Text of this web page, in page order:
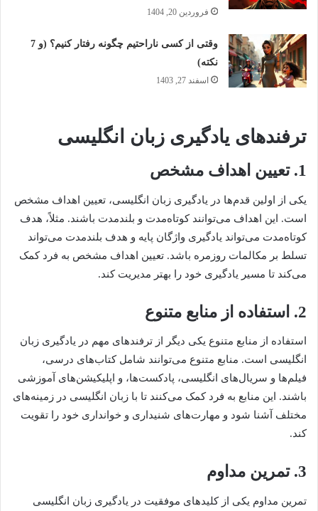
فروردین 20, 1404
وقتی از کسی ناراحتیم چگونه رفتار کنیم؟ (و 7
نکته)
اسفند 27, 1403
ترفندهای یادگیری زبان انگلیسی
1. تعیین اهداف مشخص
یکی از اولین قدم‌ها در یادگیری زبان انگلیسی، تعیین اهداف مشخص
است. این اهداف می‌توانند کوتاه‌مدت و بلندمدت باشند. مثلاً، هدف
کوتاه‌مدت می‌تواند یادگیری واژگان پایه و هدف بلندمدت می‌تواند
تسلط بر مکالمات روزمره باشد. تعیین اهداف مشخص به فرد کمک
می‌کند تا مسیر یادگیری خود را بهتر مدیریت کند.
2. استفاده از منابع متنوع
استفاده از منابع متنوع یکی دیگر از ترفندهای مهم در یادگیری زبان
انگلیسی است. منابع متنوع می‌توانند شامل کتاب‌های درسی،
فیلم‌ها و سریال‌های انگلیسی، پادکست‌ها، و اپلیکیشن‌های آموزشی
باشند. این منابع به فرد کمک می‌کنند تا با زبان انگلیسی در زمینه‌های
مختلف آشنا شود و مهارت‌های شنیداری و خوانداری خود را تقویت
کند.
3. تمرین مداوم
تمرین مداوم یکی از کلیدهای موفقیت در یادگیری زبان انگلیسی